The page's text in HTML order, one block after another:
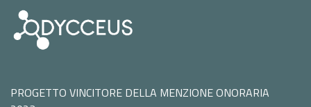
PROGETTO VINCITORE DELLA MENZIONE ONORARIA